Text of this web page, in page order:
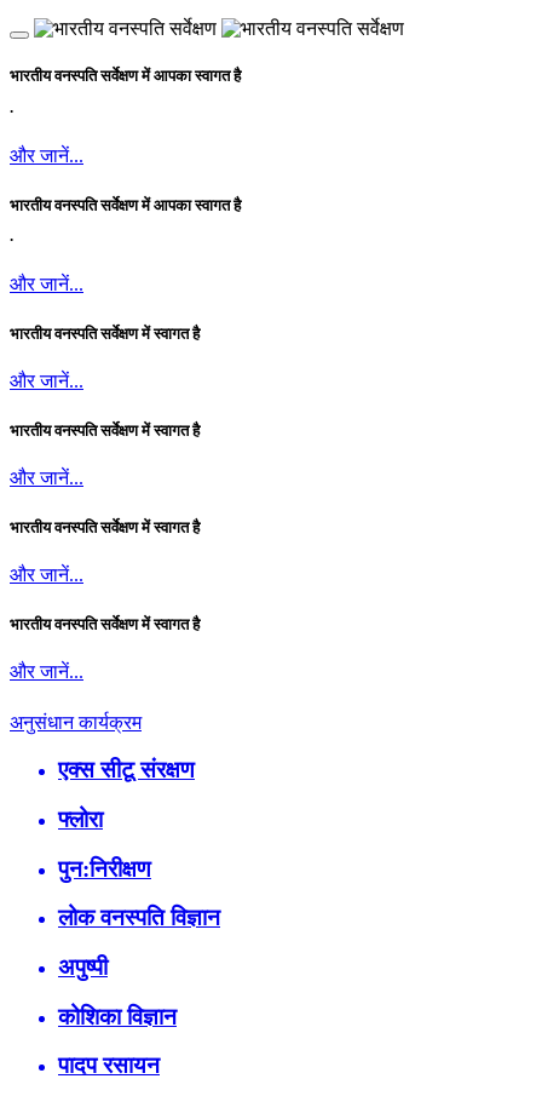
भारतीय वनस्पति सर्वेक्षण में आपका स्वागत है
.
और जानें...
भारतीय वनस्पति सर्वेक्षण में आपका स्वागत है
.
और जानें...
भारतीय वनस्पति सर्वेक्षण में स्वागत है
और जानें...
भारतीय वनस्पति सर्वेक्षण में स्वागत है
और जानें...
भारतीय वनस्पति सर्वेक्षण में स्वागत है
और जानें...
भारतीय वनस्पति सर्वेक्षण में स्वागत है
और जानें...
अनुसंधान कार्यक्रम
एक्स सीटू संरक्षण
फ्लोरा
पुन:निरीक्षण
लोक वनस्पति विज्ञान
अपुष्पी
कोशिका विज्ञान
पादप रसायन